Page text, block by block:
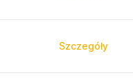
Szczegóły